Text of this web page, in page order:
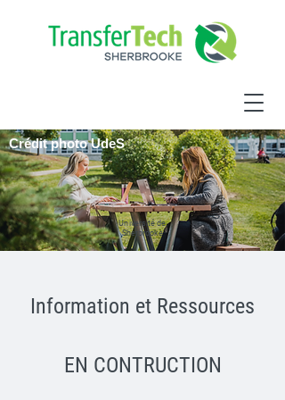
Crédit photo UdeS
Université de
Sherbrooke
Information et Ressources
EN CONTRUCTION